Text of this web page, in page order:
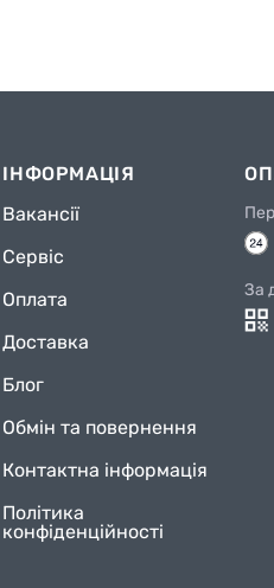
ІНФОРМАЦІЯ
Вакансії
Сервіс
Оплата
Доставка
Блог
Обмін та повернення
Контактна інформація
Політика
конфіденційності
За